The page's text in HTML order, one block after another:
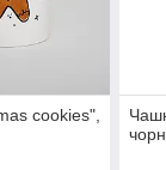
cookies",